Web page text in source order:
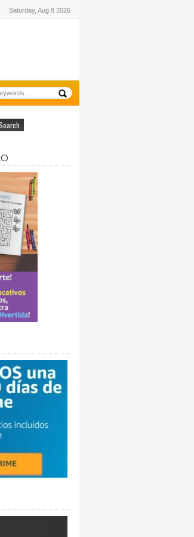
Saturday, Aug 8 2026